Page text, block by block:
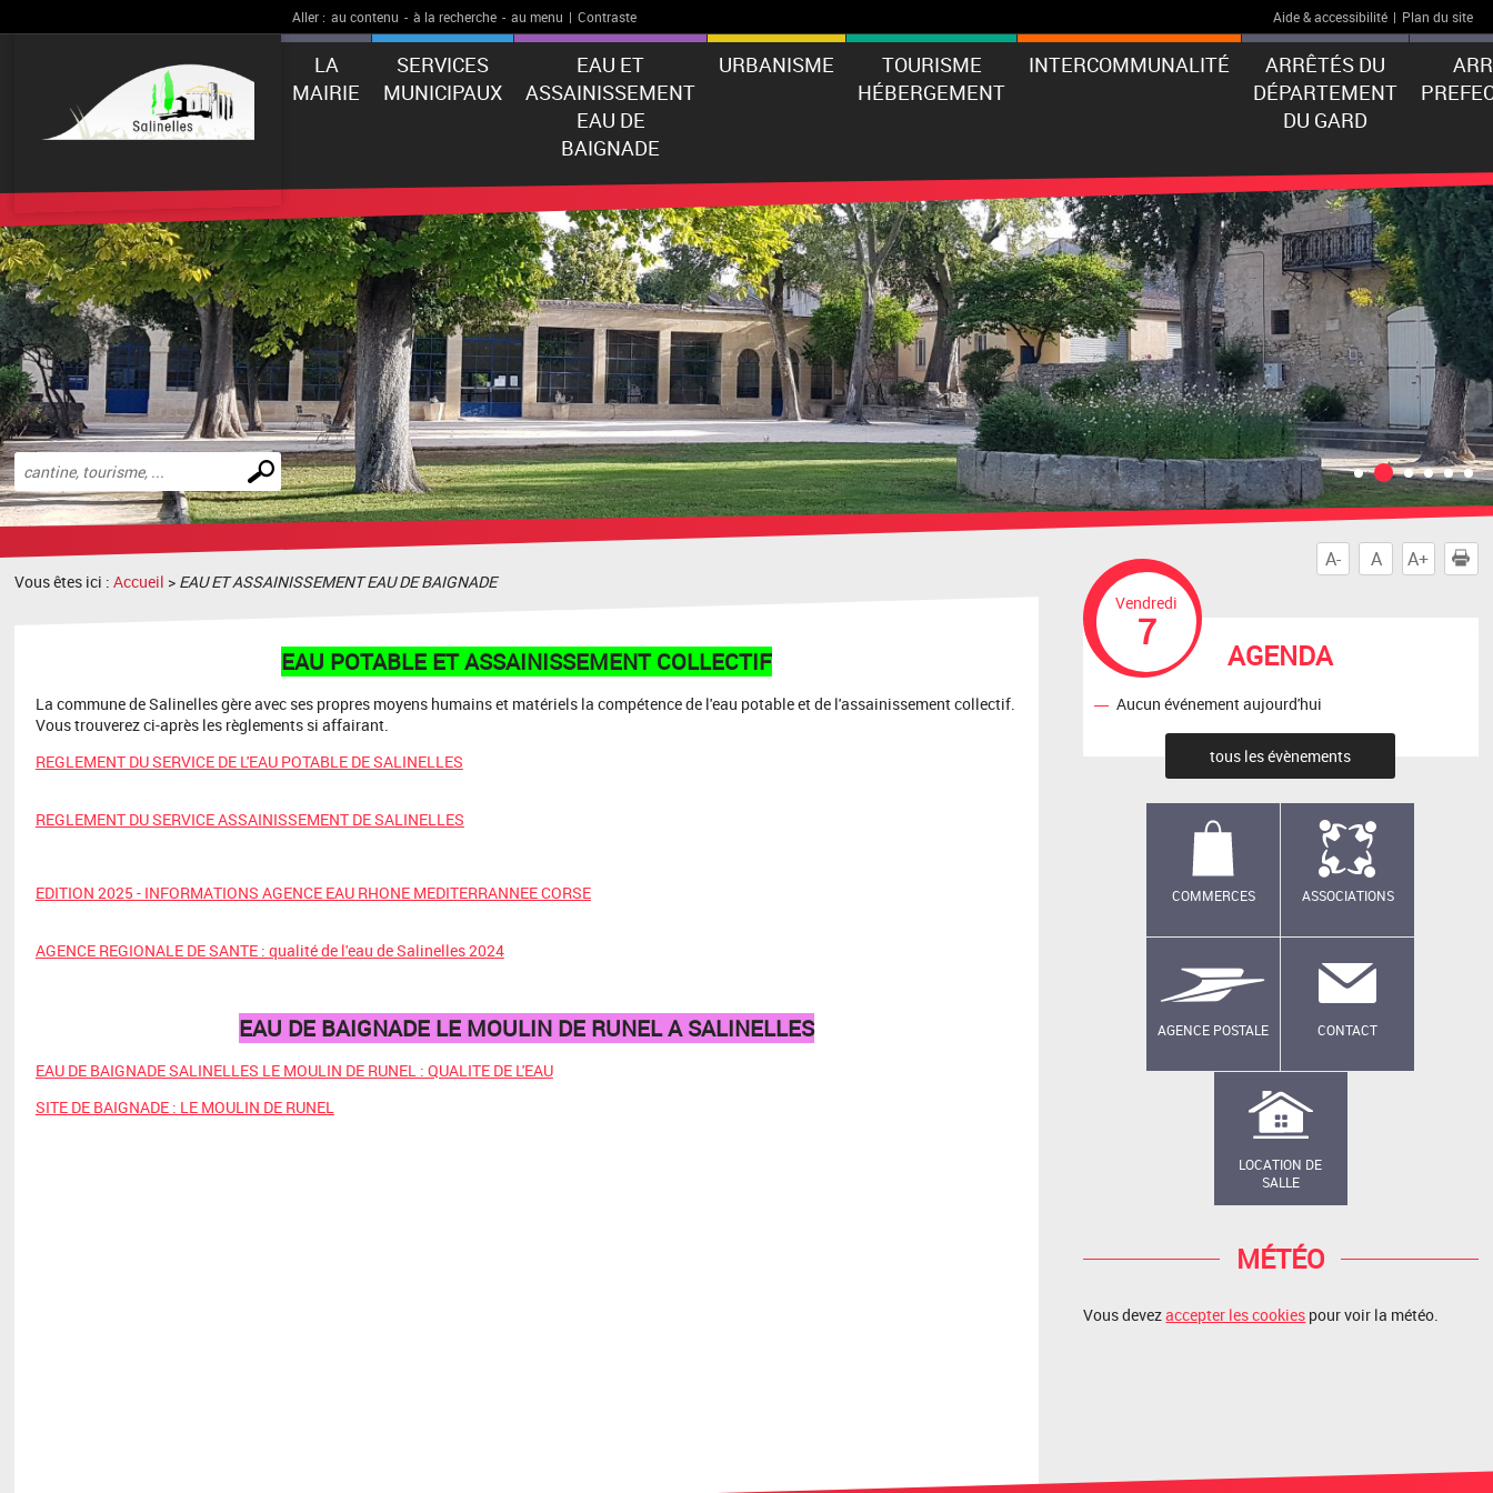
Aller : au contenu - à la recherche - au menu | Contraste Aide & accessibilité | Plan du site
LA
MAIRIE
SERVICES
MUNICIPAUX
EAU ET
ASSAINISSEMENT
EAU DE
BAIGNADE
URBANISME
TOURISME
HÉBERGEMENT
INTERCOMMUNALITÉ
ARRÊTÉS DU
DÉPARTEMENT
DU GARD
Effectuer
une
recherche
A- A A+
Vous êtes ici :Accueil > EAU ET ASSAINISSEMENT EAU DE BAIGNADE
EAU POTABLE ET ASSAINISSEMENT COLLECTIF
La commune de Salinelles gère avec ses propres moyens humains et matériels la compétence de l'eau potable et de l'assainissement collectif.
Vous trouverez ci-après les règlements si affairant.
REGLEMENT DU SERVICE DE L'EAU POTABLE DE SALINELLES
REGLEMENT DU SERVICE ASSAINISSEMENT DE SALINELLES
EDITION 2025 - INFORMATIONS AGENCE EAU RHONE MEDITERRANNEE CORSE
AGENCE REGIONALE DE SANTE : qualité de l'eau de Salinelles 2024
EAU DE BAIGNADE LE MOULIN DE RUNEL A SALINELLES
EAU DE BAIGNADE SALINELLES LE MOULIN DE RUNEL : QUALITE DE L'EAU
SITE DE BAIGNADE : LE MOULIN DE RUNEL
AGENDA
Vendredi
7
Aucun événement aujourd'hui
tous les évènements
COMMERCES ASSOCIATIONS
AGENCE POSTALE CONTACT
LOCATION DE
SALLE
MÉTÉO
Vous devezaccepter les cookies pour voir la météo.